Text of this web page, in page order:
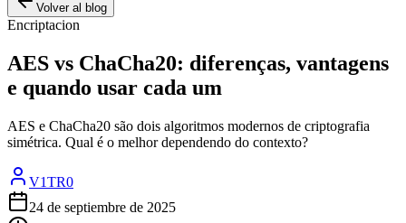
Volver al blog
Encriptacion
AES vs ChaCha20: diferenças, vantagens
e quando usar cada um
AES e ChaCha20 são dois algoritmos modernos de criptografia
simétrica. Qual é o melhor dependendo do contexto?
V1TR0
24 de septiembre de 2025